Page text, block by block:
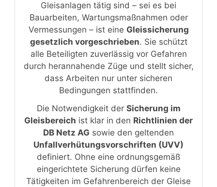
Gleisanlagen tätig sind – sei es bei
Bauarbeiten, Wartungsmaßnahmen oder
Vermessungen – ist eine Gleissicherung
gesetzlich vorgeschrieben. Sie schützt
alle Beteiligten zuverlässig vor Gefahren
durch herannahende Züge und stellt sicher,
dass Arbeiten nur unter sicheren
Bedingungen stattfinden.
Die Notwendigkeit der Sicherung im
Gleisbereich ist klar in den Richtlinien der
DB Netz AG sowie den geltenden
Unfallverhütungsvorschriften (UVV)
definiert. Ohne eine ordnungsgemäß
eingerichtete Sicherung dürfen keine
Tätigkeiten im Gefahrenbereich der Gleise